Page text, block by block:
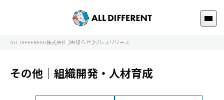
ALL DIFFERENT株式会社 お知らせ プレスリリース
その他｜組織開発・人材育成